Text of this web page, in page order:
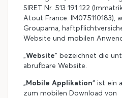
SIRET Nr. 513 191 122
Atout France: IM075110183),
Groupama,
Website und mobilen
„Website" bezeichnet die
abrufbare Website.
„Mobile Applikation“ ist ein
zum mobilen Download von